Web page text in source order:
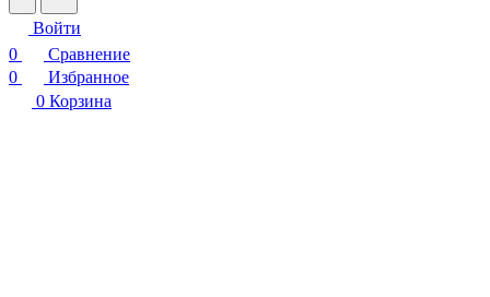
Войти
0
Сравнение
0
Избранное
0 Корзина